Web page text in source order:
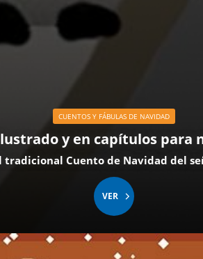
CUENTOS Y FÁBULAS DE NAVIDAD
y en capítulos para
tradicional Cuento de Navidad del
VER